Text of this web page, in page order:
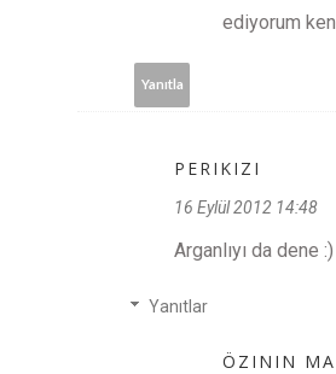
ediyorum
Yanıtla
PERIKIZI
16 Eylül 2012 14:48
Arganlıyı da dene :)
Yanıtlar
ÖZININ